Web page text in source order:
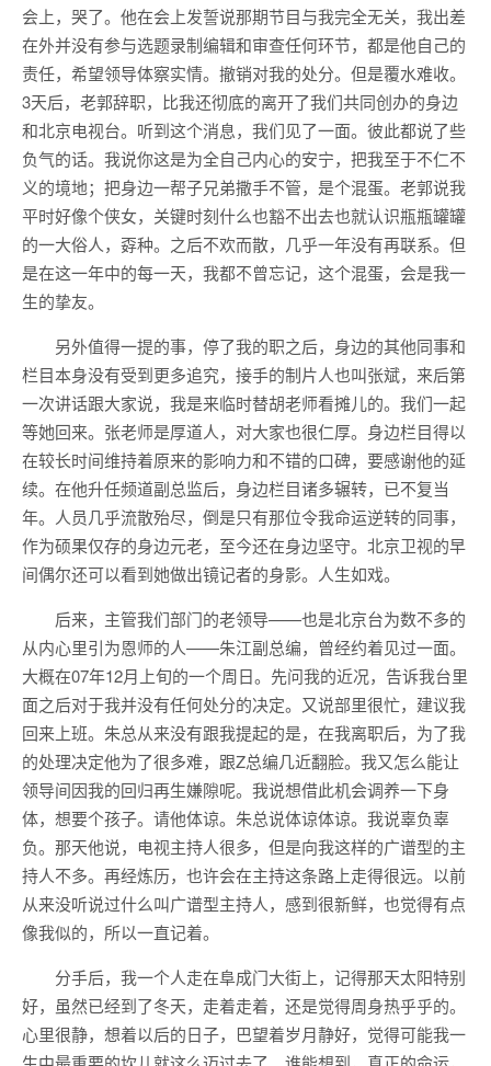
会上，哭了。他在会上发誓说那期节目与我完全无关，我出差
在外并没有参与选题录制编辑和审查任何环节，都是他自己的
责任，希望领导体察实情。撤销对我的处分。但是覆水难收。
3天后，老郭辞职，比我还彻底的离开了我们共同创办的身边
和北京电视台。听到这个消息，我们见了一面。彼此都说了些
负气的话。我说你这是为全自己内心的安宁，把我至于不仁不
义的境地；把身边一帮子兄弟撒手不管，是个混蛋。老郭说我
平时好像个侠女，关键时刻什么也豁不出去也就认识瓶瓶罐罐
的一大俗人，孬种。之后不欢而散，几乎一年没有再联系。但
是在这一年中的每一天，我都不曾忘记，这个混蛋，会是我一
生的挚友。
另外值得一提的事，停了我的职之后，身边的其他同事和
栏目本身没有受到更多追究，接手的制片人也叫张斌，来后第
一次讲话跟大家说，我是来临时替胡老师看摊儿的。我们一起
等她回来。张老师是厚道人，对大家也很仁厚。身边栏目得以
在较长时间维持着原来的影响力和不错的口碑，要感谢他的延
续。在他升任频道副总监后，身边栏目诸多辗转，已不复当
年。人员几乎流散殆尽，倒是只有那位令我命运逆转的同事，
作为硕果仅存的身边元老，至今还在身边坚守。北京卫视的早
间偶尔还可以看到她做出镜记者的身影。人生如戏。
后来，主管我们部门的老领导——也是北京台为数不多的
从内心里引为恩师的人——朱江副总编，曾经约着见过一面。
大概在07年12月上旬的一个周日。先问我的近况，告诉我台里
面之后对于我并没有任何处分的决定。又说部里很忙，建议我
回来上班。朱总从来没有跟我提起的是，在我离职后，为了我
的处理决定他为了很多难，跟Z总编几近翻脸。我又怎么能让
领导间因我的回归再生嫌隙呢。我说想借此机会调养一下身
体，想要个孩子。请他体谅。朱总说体谅体谅。我说辜负辜
负。那天他说，电视主持人很多，但是向我这样的广谱型的主
持人不多。再经炼历，也许会在主持这条路上走得很远。以前
从来没听说过什么叫广谱型主持人，感到很新鲜，也觉得有点
像我似的，所以一直记着。
分手后，我一个人走在阜成门大街上，记得那天太阳特别
好，虽然已经到了冬天，走着走着，还是觉得周身热乎乎的。
心里很静，想着以后的日子，巴望着岁月静好，觉得可能我一